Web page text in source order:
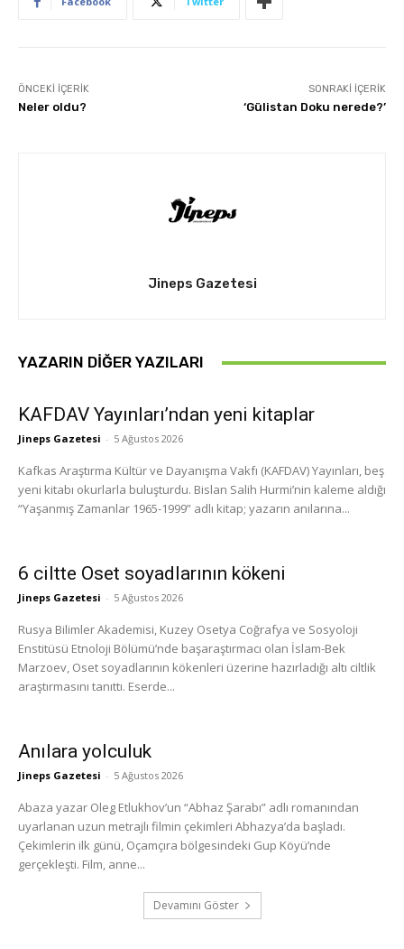
ÖNCEKI İÇERIK
Neler oldu?
SONRAKI İÇERIK
‘Gülistan Doku nerede?’
Jineps Gazetesi
YAZARIN DIĞER YAZILARI
KAFDAV Yayınları’ndan yeni kitaplar
Jineps Gazetesi - 5 Ağustos 2026
Kafkas Araştırma Kültür ve Dayanışma Vakfı (KAFDAV) Yayınları, beş
yeni kitabı okurlarla buluşturdu. Bislan Salih Hurmi’nin kaleme aldığı
“Yaşanmış Zamanlar 1965-1999” adlı kitap; yazarın anılarına...
6 ciltte Oset soyadlarının kökeni
Jineps Gazetesi - 5 Ağustos 2026
Rusya Bilimler Akademisi, Kuzey Osetya Coğrafya ve Sosyoloji
Enstitüsü Etnoloji Bölümü’nde başaraştırmacı olan İslam-Bek
Marzoev, Oset soyadlarının kökenleri üzerine hazırladığı altı ciltlik
araştırmasını tanıttı. Eserde...
Anılara yolculuk
Jineps Gazetesi - 5 Ağustos 2026
Abaza yazar Oleg Etlukhov’un “Abhaz Şarabı” adlı romanından
uyarlanan uzun metrajlı filmin çekimleri Abhazya’da başladı.
Çekimlerin ilk günü, Oçamçıra bölgesindeki Gup Köyü’nde
gerçekleşti. Film, anne...
Devamını Göster